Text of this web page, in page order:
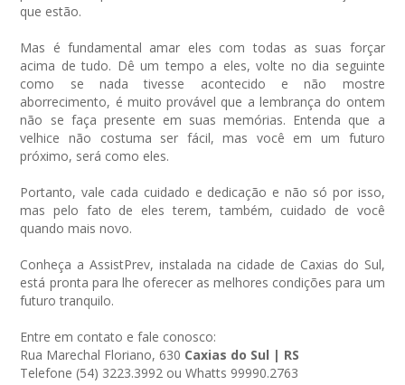
que estão.
Mas é fundamental amar eles com todas as suas forçar
acima de tudo. Dê um tempo a eles, volte no dia seguinte
como se nada tivesse acontecido e não mostre
aborrecimento, é muito provável que a lembrança do ontem
não se faça presente em suas memórias. Entenda que a
velhice não costuma ser fácil, mas você em um futuro
próximo, será como eles.
Portanto, vale cada cuidado e dedicação e não só por isso,
mas pelo fato de eles terem, também, cuidado de você
quando mais novo.
Conheça a AssistPrev, instalada na cidade de Caxias do Sul,
está pronta para lhe oferecer as melhores condições para um
futuro tranquilo.
Entre em contato e fale conosco:
Rua Marechal Floriano, 630 Caxias do Sul | RS
Telefone (54) 3223.3992 ou Whatts 99990.2763